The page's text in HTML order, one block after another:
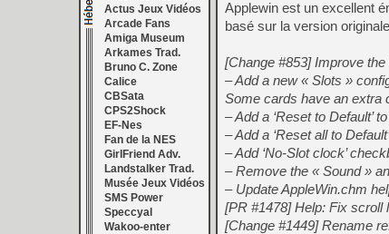
Actus Jeux Vidéos
Arcade Fans
Amiga Museum
Arkames Trad.
Bruno C. Zone
Calice
CBSata
CPS2Shock
EF-Nes
Fan de la NES
GirlFriend Adv.
Landstalker Trad.
Musée Jeux Vidéos
SMS Power
Speccyal
Wakoo-enter
Applewin est un excellent
basé sur la version
[Change #853] Improve
– Add a new « Slots »
Some cards have an extra
– Add a ‘Reset to Default’
– Add a ‘Reset all to
– Add ‘No-Slot clock’
– Remove the « Sound »
– Update AppleWin.chm
[PR #1478] Help: Fix scroll
[Change #1449] Rename